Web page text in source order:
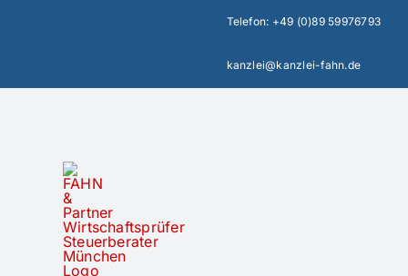
Telefon: +49 (0)89 59976793
kanzlei@kanzlei-fahn.de